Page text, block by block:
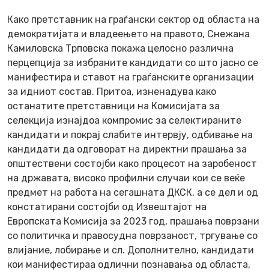
Како претставник на граѓански сектор од областа на
демократијата и владеењето на правото, Снежана
Камиловска Трповска покажа целосно различна
перцепција за избраните кандидати со што јасно се
манифестира и ставот на граѓанските организации
за идниот состав. Притоа, изненадува како
останатите претставници на Комисијата за
селекција изнајдоа компромис за селектираните
кандидати и покрај слабите интервју, одбивање на
кандидати да одговорат на директни прашања за
општествени состојби како процесот на заробеност
на државата, високо профилни случаи кои се веќе
предмет на работа на сегашната ДКСК, а се дел и од
констатирани состојби од Извештајот на
Европската Комисија за 2023 год, прашања поврзани
со политичка и правосудна поврзаност, тргување со
влијание, лобирање и сл. Дополнително, кандидати
кои манифестираа одлични познавања од областа,